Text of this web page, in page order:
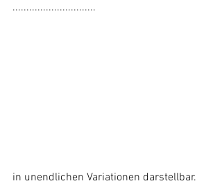
..............................
in unendlichen Variationen darstellbar.